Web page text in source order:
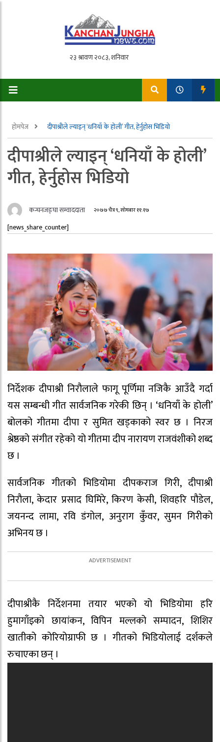
होमपेज दीपाश्रीले ल्याइन् ‘धनियाँ के होली’ गीत, हेर्नुहोस भिडियो
दीपाश्रीले ल्याइन् ‘धनियाँ के होली’
गीत, हेर्नुहोस भिडियो
कन्चनजङ्घा सम्वाददाता २०७७ चैत्र ९, सोमबार ११:१७
[news_share_counter]
निर्देशक दीपाश्री निरौलाले फागू पूर्णिमा नजिकै आउँदै गर्दा
यस सम्बन्धी गीत सार्वजनिक गरेकी छिन् । ‘धनियाँ के होली’
बोलको गीतमा दीपा र सुमित खड्काको स्वर छ । निरज
श्रेष्ठको संगीत रहेको यो गीतमा दीप नारायण राजवंशीको शब्द
छ ।
सार्वजनिक गीतको भिडियोमा दीपकराज गिरी, दीपाश्री
निरौला, केदार प्रसाद घिमिरे, किरण केसी, शिवहरि पौडेल,
जयनन्द लामा, रवि डंगोल, अनुराग कुँवर, सुमन गिरीको
अभिनय छ ।
दीपाश्रीकै निर्देशनमा तयार भएको यो भिडियोमा हरि
हुमागाँइको छायांकन, विपिन मल्लको सम्पादन, शिशिर
खातीको कोरियोग्राफी छ । गीतको भिडियोलाई दर्शकले
रुचाएका छन् ।